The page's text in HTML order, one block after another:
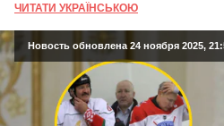
ЧИТАТИ УКРАЇНСЬКОЮ
Новость обновлена 24 ноября 2025,